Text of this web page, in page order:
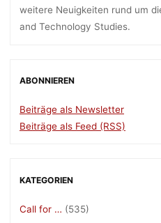
weitere Neuigkeiten rund um
and Technology Studies.
ABONNIEREN
Beiträge als Newsletter
Beiträge als Feed (RSS)
KATEGORIEN
Call for … (535)